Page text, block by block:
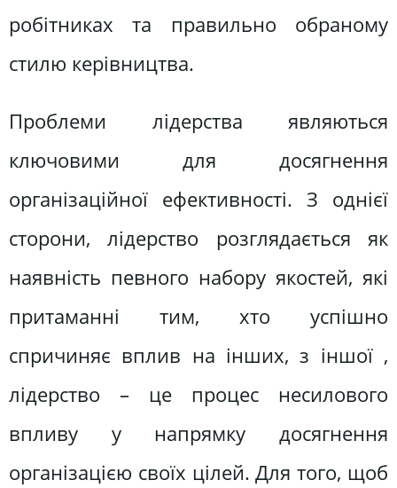
робітниках та правильно обраному
стилю керівництва.
Проблеми лідерства являються
ключовими для досягнення
організаційної ефективності. З однієї
сторони, лідерство розглядається як
наявність певного набору якостей, які
притаманні тим, хто успішно
спричиняє вплив на інших, з іншої ,
лідерство – це процес несилового
впливу у напрямку досягнення
організацією своїх цілей. Для того, щоб